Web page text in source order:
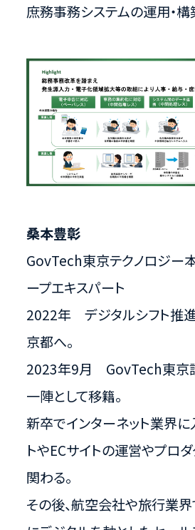
庶務事務システムの運用・構
桑本豊彰
GovTech東京​テクノロジー
ープ​エキスパート
2022年 デジタルシフト推
京都へ。​
2023年9月 GovTech東京
一陣として移籍。​
新卒でインターネット業界に
トやECサイトの運営やプロ
関わる。
その後、航空会社や旅行業